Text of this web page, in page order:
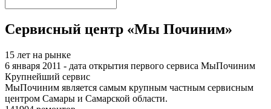
Сервисный центр «Мы Починим»
15 лет на рынке
6 января 2011 - дата открытия первого сервиса МыПочиним
Крупнейший сервис
МыПочиним является самым крупным частным сервисным
центром Самары и Самарской области.